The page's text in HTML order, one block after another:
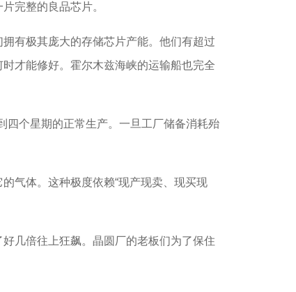
完整的良品芯片。
有极其庞大的存储芯片产能。他们有超过
才能修好。霍尔木兹海峡的运输船也完全
个星期的正常生产。一旦工厂储备消耗殆
气体。这种极度依赖“现产现卖、现买现
几倍往上狂飙。晶圆厂的老板们为了保住